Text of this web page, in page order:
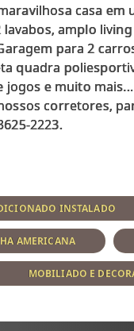
casa
lavabos, amplo
para 2
quadra
jogos e muito mais...
corretores,
em contato pelo número (51) 3625-2223.
INSTALADO
AMERICANA
MOBILIADO E